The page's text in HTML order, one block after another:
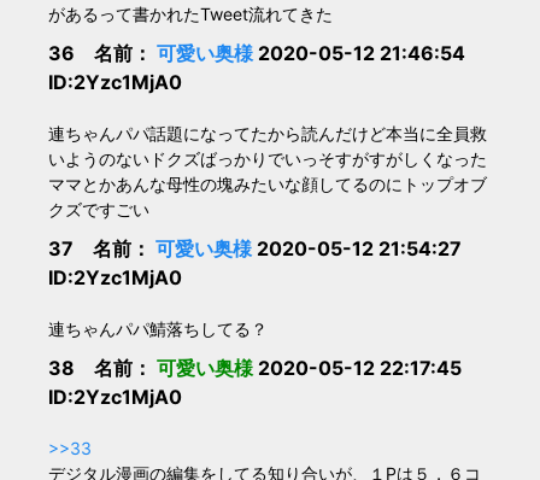
があるって書かれたTweet流れてきた
36 名前： 可愛い奥様2020-05-12 21:46:54
ID:2Yzc1MjA0
連ちゃんパパ話題になってたから読んだけど本当に全員救
いようのないドクズばっかりでいっそすがすがしくなった
ママとかあんな母性の塊みたいな顔してるのにトップオブ
クズですごい
37 名前： 可愛い奥様2020-05-12 21:54:27
ID:2Yzc1MjA0
連ちゃんパパ鯖落ちしてる？
38 名前： 可愛い奥様2020-05-12 22:17:45
ID:2Yzc1MjA0
>>33
デジタル漫画の編集をしてる知り合いが、１Pは５，６コ